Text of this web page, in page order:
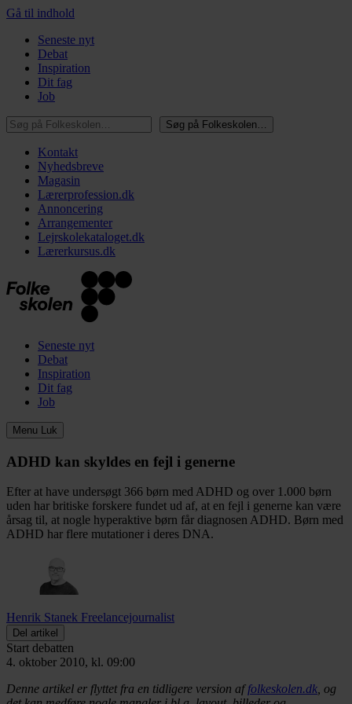
Gå til indhold
Seneste nyt
Debat
Inspiration
Dit fag
Job
Søg på Folkeskolen…
Søg på Folkeskolen…
Kontakt
Nyhedsbreve
Magasin
Lærerprofession.dk
Annoncering
Arrangementer
Lejrskolekataloget.dk
Lærerkursus.dk
Seneste nyt
Debat
Inspiration
Dit fag
Job
Menu Luk
ADHD kan skyldes en fejl i generne
Efter at have undersøgt 366 børn med ADHD og over 1.000 børn
uden har britiske forskere fundet ud af, at en fejl i generne kan være
årsag til, at nogle hyperaktive børn får diagnosen ADHD. Børn med
ADHD har flere mutationer i deres DNA.
Henrik Stanek Freelancejournalist
Del artikel
Start debatten
4. oktober 2010, kl. 09:00
Denne artikel er flyttet fra en tidligere version affolkeskolen.dk, og